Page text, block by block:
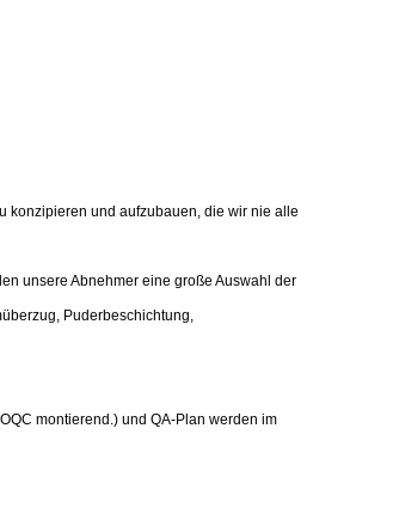
konzipieren und aufzubauen, die wir nie alle
unsere Abnehmer eine große Auswahl der
Puderbeschichtung,
montierend.) und QA-Plan werden im